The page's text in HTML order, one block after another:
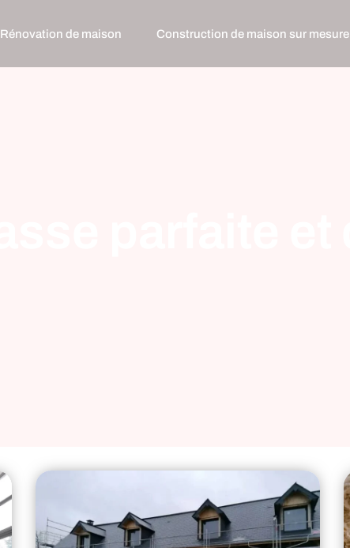
Rénovation de maison Construction de maison sur mesure